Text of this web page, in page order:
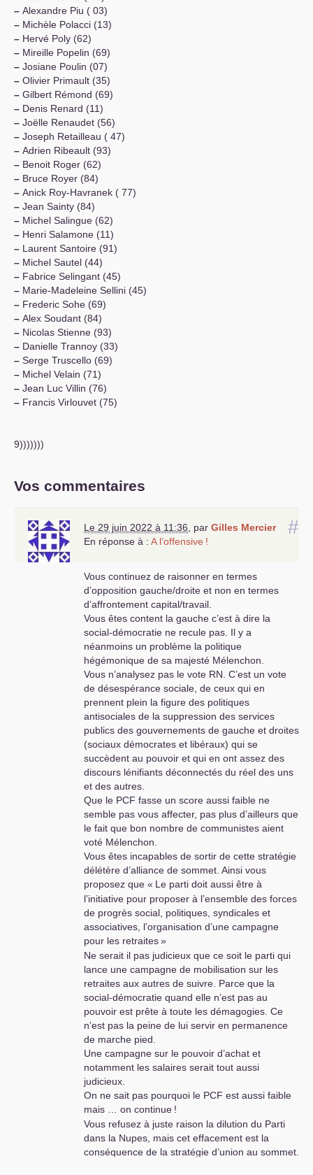
– Alexandre Piu ( 03)
– Michèle Polacci (13)
– Hervé Poly (62)
– Mireille Popelin (69)
– Josiane Poulin (07)
– Olivier Primault (35)
– Gilbert Rémond (69)
– Denis Renard (11)
– Joëlle Renaudet (56)
– Joseph Retailleau ( 47)
– Adrien Ribeault (93)
– Benoit Roger (62)
– Bruce Royer (84)
– Anick Roy-Havranek ( 77)
– Jean Sainty (84)
– Michel Salingue (62)
– Henri Salamone (11)
– Laurent Santoire (91)
– Michel Sautel (44)
– Fabrice Selingant (45)
– Marie-Madeleine Sellini (45)
– Frederic Sohe (69)
– Alex Soudant (84)
– Nicolas Stienne (93)
– Danielle Trannoy (33)
– Serge Truscello (69)
– Michel Velain (71)
– Jean Luc Villin (76)
– Francis Virlouvet (75)
9)))))))
Vos commentaires
#
Le 29 juin 2022 à 11:36 par Gilles Mercier
En réponse à : A l’offensive !
Vous continuez de raisonner en termes
d’opposition gauche/droite et non en termes
d’affrontement capital/travail.
Vous êtes content la gauche c’est à dire la
social-démocratie ne recule pas. Il y a
néanmoins un problème la politique
hégémonique de sa majesté Mélenchon.
Vous n’analysez pas le vote RN . C’est un vote
de désespérance sociale, de ceux qui en
prennent plein la figure des politiques
antisociales de la suppression des services
publics des gouvernements de gauche et droites
(sociaux démocrates et libéraux) qui se
succèdent au pouvoir et qui en ont assez des
discours lénifiants déconnectés du réel des uns
et des autres.
Que le PCF fasse un score aussi faible ne
semble pas vous affecter, pas plus d’ailleurs que
le fait que bon nombre de communistes aient
voté Mélenchon.
Vous êtes incapables de sortir de cette stratégie
délétère d’alliance de sommet. Ainsi vous
proposez que « Le parti doit aussi être à
l’initiative pour proposer à l’ensemble des forces
de progrès social, politiques, syndicales et
associatives, l’organisation d’une campagne
pour les retraites»
Ne serait il pas judicieux que ce soit le parti qui
lance une campagne de mobilisation sur les
retraites aux autres de suivre. Parce que la
social-démocratie quand elle n’est pas au
pouvoir est prête à toute les démagogies. Ce
n’est pas la peine de lui servir en permanence
de marche pied.
Une campagne sur le pouvoir d’achat et
notamment les salaires serait tout aussi
judicieux.
On ne sait pas pourquoi le PCF est aussi faible
mais … on continue !
Vous refusez à juste raison la dilution du Parti
dans la Nupes, mais cet effacement est la
conséquence de la stratégie d’union au sommet.